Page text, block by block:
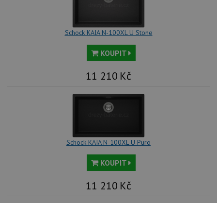
Schock KAIA N-100XL U Stone
KOUPIT
11 210 Kč
Schock KAIA N-100XL U Puro
KOUPIT
11 210 Kč